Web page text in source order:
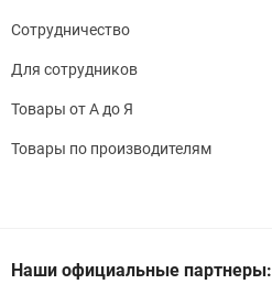
Сотрудничество
Для сотрудников
Товары от А до Я
Товары по производителям
Наши официальные партнеры: